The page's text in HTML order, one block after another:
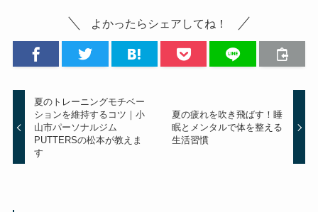
よかったらシェアしてね！
夏のトレーニングモチベー
ションを維持するコツ｜小
山市パーソナルジム
PUTTERSの松本が教えま
す
夏の疲れを吹き飛ばす！睡
眠とメンタルで体を整える
生活習慣